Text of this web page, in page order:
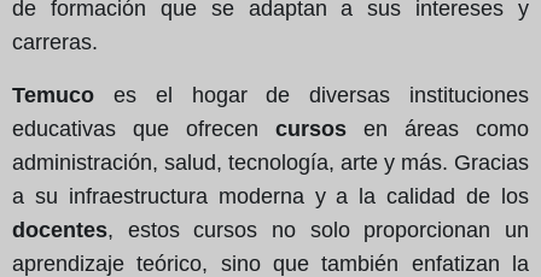
de formación que se adaptan a sus intereses y
carreras.
Temuco es el hogar de diversas instituciones
educativas que ofrecen cursos en áreas como
administración, salud, tecnología, arte y más. Gracias
a su infraestructura moderna y a la calidad de los
docentes, estos cursos no solo proporcionan un
aprendizaje teórico, sino que también enfatizan la